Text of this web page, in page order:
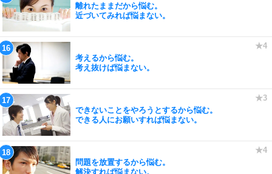
離れたままだから悩む。
近づいてみれば悩まない。
考えるから悩む。
考え抜けば悩まない。
できないことをやろうとするから悩む。
できる人にお願いすれば悩まない。
問題を放置するから悩む。
解決すれば悩まない。